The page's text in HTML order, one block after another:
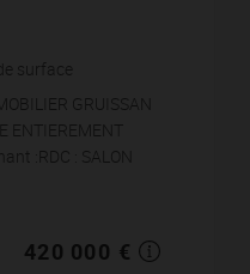
surface
GRUISSAN
ENTIEREMENT
:RDC : SALON
420 000 €